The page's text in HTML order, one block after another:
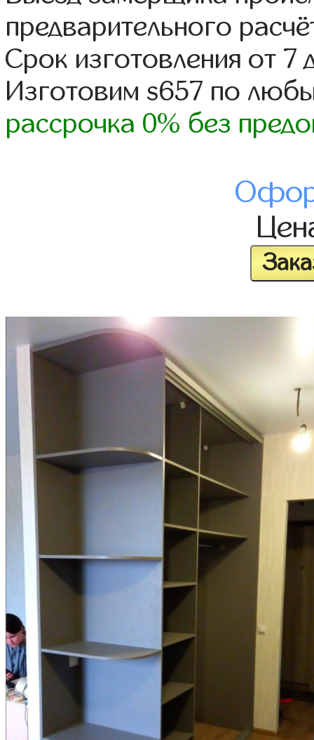
предварительного
Срок изготовления от 7
Изготовим s657 по
рассрочка 0% без